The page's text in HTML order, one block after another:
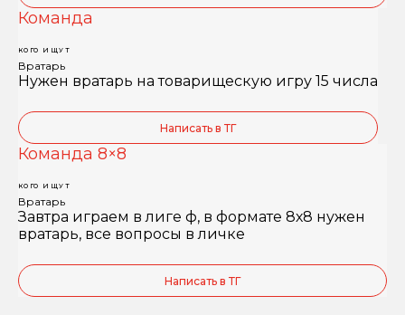
Команда
КОГО ИЩУТ
Вратарь
Нужен вратарь на товарищескую игру 15 числа
Написать в ТГ
Команда 8×8
КОГО ИЩУТ
Вратарь
Завтра играем в лиге ф, в формате 8х8 нужен
вратарь, все вопросы в личке
Написать в ТГ